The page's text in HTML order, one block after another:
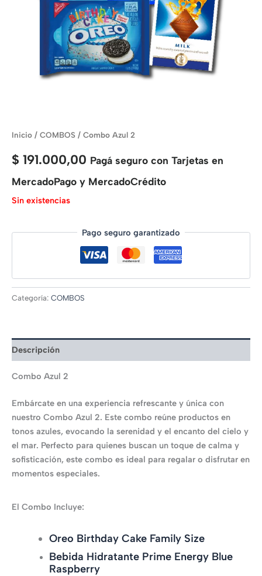
Inicio / COMBOS / Combo Azul 2
$ 191.000,00 Pagá seguro con Tarjetas en
MercadoPago y MercadoCrédito
Sin existencias
Pago seguro garantizado
Categoría: COMBOS
Descripción
Combo Azul 2
Embárcate en una experiencia refrescante y única con
nuestro Combo Azul 2. Este combo reúne productos en
tonos azules, evocando la serenidad y el encanto del cielo y
el mar. Perfecto para quienes buscan un toque de calma y
sofisticación, este combo es ideal para regalar o disfrutar en
momentos especiales.
El Combo Incluye:
Oreo Birthday Cake Family Size
Bebida Hidratante Prime Energy Blue
Raspberry